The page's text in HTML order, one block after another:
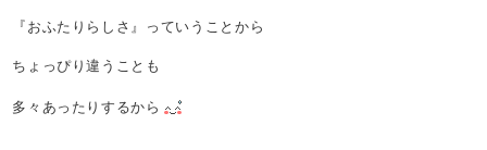
『おふたりらしさ』っていうことから
ちょっぴり違うことも
多々あったりするから